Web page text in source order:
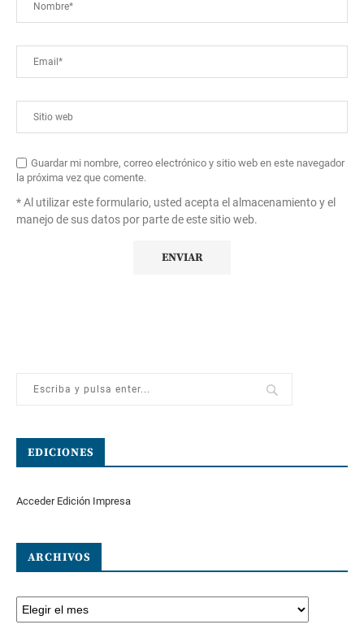
Guardar mi nombre, correo electrónico y sitio web en este navegador
la próxima vez que comente.
* Al utilizar este formulario, usted acepta el almacenamiento y el
manejo de sus datos por parte de este sitio web.
EDICIONES
Acceder Edición Impresa
ARCHIVOS